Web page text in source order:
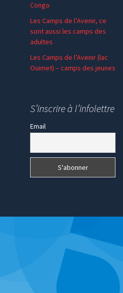
Congo
Les Camps de l’Avenir, ce
sont aussi les camps des
adultes
Les Camps de l’Avenir (lac
Ouimet) – camps des jeunes
S’inscrire à l’infolettre
Email